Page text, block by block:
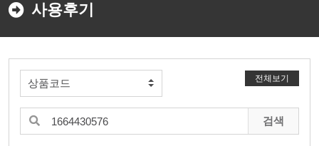
사용후기
전체보기
검색